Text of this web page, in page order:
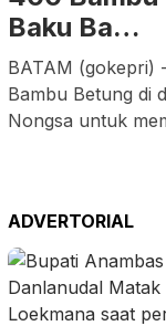
Baku Ba…
BATAM (gokepri)
Bambu Betung di
Nongsa untuk
ADVERTORIAL